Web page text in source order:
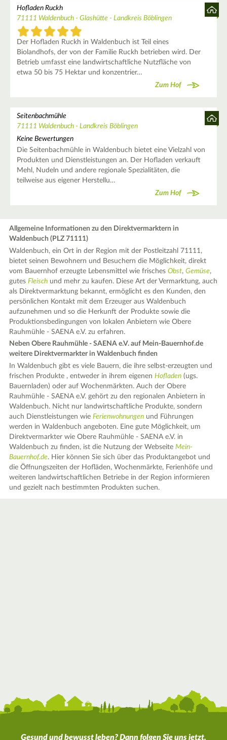
Hofladen Ruckh
71111 Waldenbuch - Glashütte - Landkreis Böblingen
Der Hofladen Ruckh in Waldenbuch ist Teil eines
Biolandhofs, der von der Familie Ruckh betrieben wird. Der
Betrieb umfasst eine landwirtschaftliche Nutzfläche von
etwa 50 bis 75 Hektar und konzentrier…
Zum Hof
Seitenbachmühle
71111 Waldenbuch - Landkreis Böblingen
Keine Bewertungen
Die Seitenbachmühle in Waldenbuch bietet eine Vielzahl von
Produkten und Dienstleistungen an. Der Hofladen verkauft
Mehl, Nudeln und andere regionale Spezialitäten, die
teilweise aus eigener Herstellu…
Zum Hof
Allgemeine Informationen zu den Direktvermarktern in
Waldenbuch (PLZ 71111)
Waldenbuch, ein Ort in der Region mit der Postleitzahl 71111,
bietet seinen Bewohnern und Besuchern die Möglichkeit, direkt
vom Bauernhof erzeugte Lebensmittel wie frischesObst,Gemüse,
gutesFleisch und mehr zu kaufen. Diese Art der Vermarktung, auch
als Direktvermarktung bekannt, ermöglicht es den Kunden, den
persönlichen Kontakt mit dem Erzeuger aus Waldenbuch
aufzunehmen und so die Herkunft der Produkte sowie die
Produktionsbedingungen von lokalen Anbietern wie Obere
Rauhmühle - SAENA e.V. zu erfahren.
Neben Obere Rauhmühle - SAENA e.V. auf Mein-Bauernhof.de
weitere Direktvermarkter in Waldenbuch finden
In Waldenbuch gibt es viele Bauern, die ihre selbst-erzeugten und
frischen Produkte , entweder in ihrem eigenenHofladen (ugs.
Bauernladen) oder auf Wochenmärkten. Auch der Obere
Rauhmühle - SAENA e.V. gehört zu den regionalen Anbietern in
Waldenbuch. Nicht nur landwirtschaftliche Produkte, sondern
auch Dienstleistungen wieFerienwohnungen und Führungen
werden in Waldenbuch angeboten. Eine gute Möglichkeit, um
Direktvermarkter wie Obere Rauhmühle - SAENA e.V. in
Waldenbuch zu finden, ist die Nutzung der WebseiteMein-
Bauernhof.de. Hier können Sie sich über das Produktangebot und
die Öffnungszeiten der Hofläden, Wochenmärkte, Ferienhöfe und
weiteren landwirtschaftlichen Betriebe in der Region informieren
und gezielt nach bestimmten Produkten suchen.
Gesund und bewusst leben? Dann folgen Sie uns jetzt.